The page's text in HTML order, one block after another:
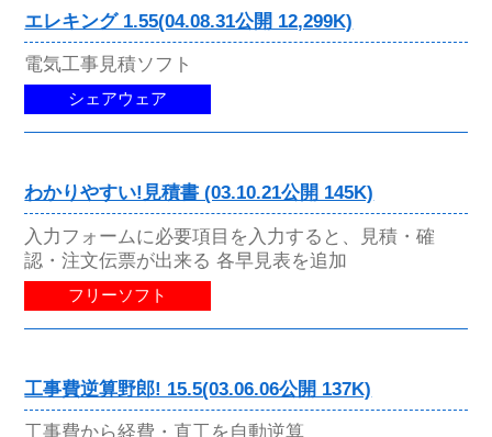
エレキング 1.55(04.08.31公開 12,299K)
電気工事見積ソフト
シェアウェア
わかりやすい!見積書 (03.10.21公開 145K)
入力フォームに必要項目を入力すると、見積・確
認・注文伝票が出来る 各早見表を追加
フリーソフト
工事費逆算野郎! 15.5(03.06.06公開 137K)
工事費から経費・直工を自動逆算